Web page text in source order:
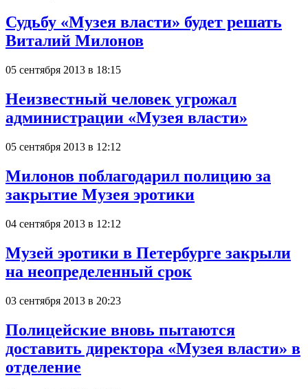
Судьбу «Музея власти» будет решать
Виталий Милонов
05 сентября 2013 в 18:15
Неизвестный человек угрожал
администрации «Музея власти»
05 сентября 2013 в 12:12
Милонов поблагодарил полицию за
закрытие Музея эротики
04 сентября 2013 в 12:12
Музей эротики в Петербурге закрыли
на неопределенный срок
03 сентября 2013 в 20:23
Полицейские вновь пытаются
доставить директора «Музея власти» в
отделение